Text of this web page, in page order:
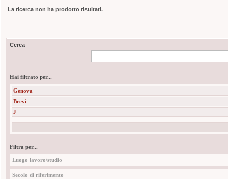
La ricerca non ha prodotto risultati.
Cerca
Hai filtrato per...
Genova
Brevi
J
Filtra per...
Luogo lavoro/studio
Secolo di riferimento